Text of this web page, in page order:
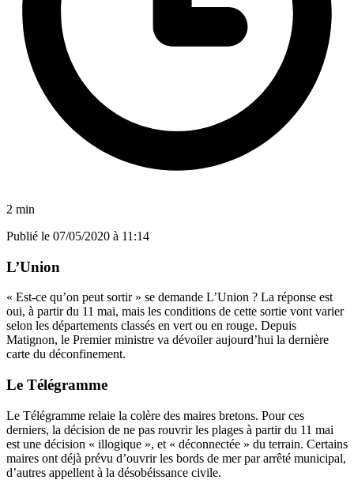
2 min
Publié le 07/05/2020 à 11:14
L’Union
« Est-ce qu’on peut sortir » se demande L’Union ? La réponse est
oui, à partir du 11 mai, mais les conditions de cette sortie vont varier
selon les départements classés en vert ou en rouge. Depuis
Matignon, le Premier ministre va dévoiler aujourd’hui la dernière
carte du déconfinement.
Le Télégramme
Le Télégramme relaie la colère des maires bretons. Pour ces
derniers, la décision de ne pas rouvrir les plages à partir du 11 mai
est une décision « illogique », et « déconnectée » du terrain. Certains
maires ont déjà prévu d’ouvrir les bords de mer par arrêté municipal,
d’autres appellent à la désobéissance civile.